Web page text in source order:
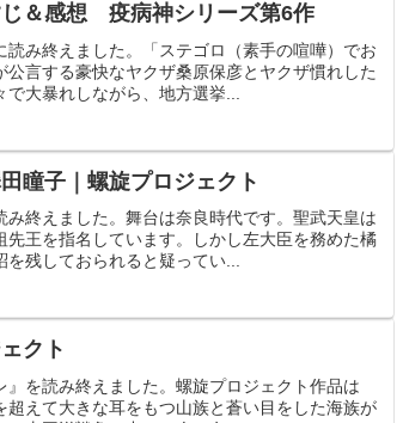
じ＆感想 疫病神シリーズ第6作
読み終えました。「ステゴロ（素手の喧嘩）でお
言する豪快なヤクザ桑原保彦とヤクザ慣れした
大暴れしながら、地方選挙...
瞳子｜螺旋プロジェクト
終えました。舞台は奈良時代です。聖武天皇は
王を指名しています。しかし左大臣を務めた橘
残しておられると疑ってい...
クト
を読み終えました。螺旋プロジェクト作品は
超えて大きな耳をもつ山族と蒼い目をした海族が